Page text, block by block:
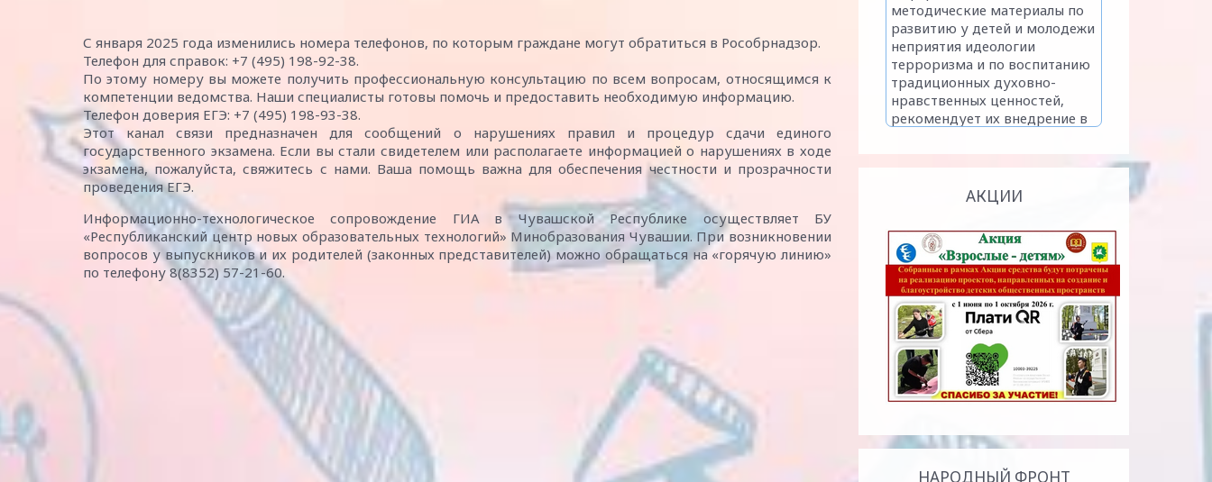
С января 2025 года изменились номера телефонов, по которым граждане могут обратиться в Рособрнадзор.
Телефон для справок: +7 (495) 198-92-38.
По этому номеру вы можете получить профессиональную консультацию по всем вопросам, относящимся к
компетенции ведомства. Наши специалисты готовы помочь и предоставить необходимую информацию.
Телефон доверия ЕГЭ: +7 (495) 198-93-38.
Этот канал связи предназначен для сообщений о нарушениях правил и процедур сдачи единого
государственного экзамена. Если вы стали свидетелем или располагаете информацией о нарушениях в ходе
экзамена, пожалуйста, свяжитесь с нами. Ваша помощь важна для обеспечения честности и прозрачности
проведения ЕГЭ.
Информационно-технологическое сопровождение ГИА в Чувашской Республике осуществляет БУ
«Республиканский центр новых образовательных технологий» Минобразования Чувашии. При возникновении
вопросов у выпускников и их родителей (законных представителей) можно обращаться на «горячую линию»
по телефону 8(8352) 57-21-60.
АКЦИИ
НАРОДНЫЙ ФРОНТ